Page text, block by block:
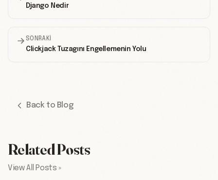
Django Nedir
SONRAKI
Clickjack Tuzagını Engellemenin Yolu
Back to Blog
Related Posts
View All Posts »